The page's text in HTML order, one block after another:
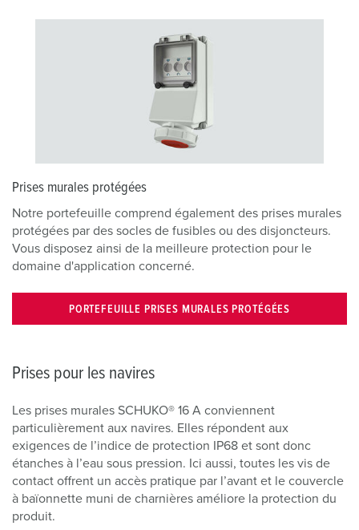
Prises murales protégées
Notre portefeuille comprend également des prises murales
protégées par des socles de fusibles ou des disjoncteurs.
Vous disposez ainsi de la meilleure protection pour le
domaine d'application concerné.
PORTEFEUILLE PRISES MURALES PROTÉGÉES
Prises pour les navires
Les prises murales SCHUKO® 16 A conviennent
particulièrement aux navires. Elles répondent aux
exigences de l’indice de protection IP68 et sont donc
étanches à l’eau sous pression. Ici aussi, toutes les vis de
contact offrent un accès pratique par l’avant et le couvercle
à baïonnette muni de charnières améliore la protection du
produit.